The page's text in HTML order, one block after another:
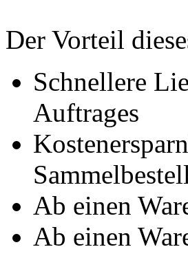
Der Vorteil
Schnellere
Auftrages
Ab einen
Ab einen